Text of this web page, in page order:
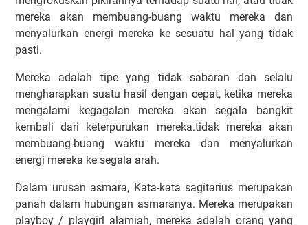
mereka akan membuang-buang waktu mereka dan
menyalurkan energi mereka ke sesuatu hal yang tidak
pasti.
Mereka adalah tipe yang tidak sabaran dan selalu
mengharapkan suatu hasil dengan cepat, ketika mereka
mengalami kegagalan mereka akan segala bangkit
kembali dari keterpurukan mereka.tidak mereka akan
membuang-buang waktu mereka dan menyalurkan
energi mereka ke segala arah.
Dalam urusan asmara, Kata-kata sagitarius merupakan
panah dalam hubungan asmaranya. Mereka merupakan
playboy / playgirl alamiah, mereka adalah orang yang